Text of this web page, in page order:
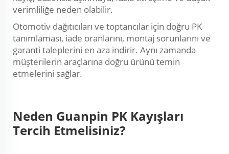
verimliliğe neden olabilir.
Otomotiv dağıtıcıları ve toptancılar için doğru PK
tanımlaması, iade oranlarını, montaj sorunlarını ve
garanti taleplerini en aza indirir. Aynı zamanda
müşterilerin araçlarına doğru ürünü temin
etmelerini sağlar.
Neden Guanpin PK Kayışları
Tercih Etmelisiniz?